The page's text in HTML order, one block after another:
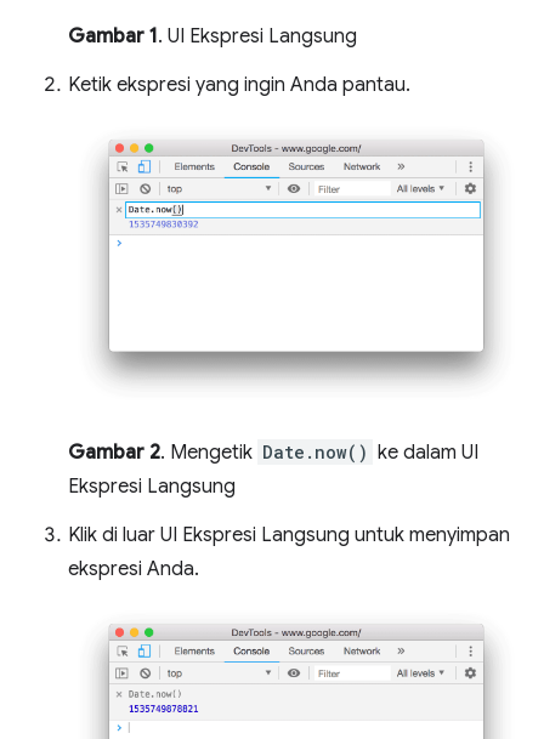
Gambar 1. UI Ekspresi Langsung
Ketik ekspresi yang ingin Anda pantau.
Gambar 2. Mengetik Date.now() ke dalam UI
Ekspresi Langsung
Klik di luar UI Ekspresi Langsung untuk menyimpan
ekspresi Anda.